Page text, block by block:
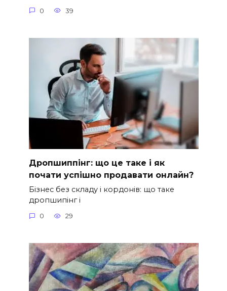
0 39
Дропшиппінг: що це таке і як
почати успішно продавати онлайн?
Бізнес без складу і кордонів: що таке
дропшипінг і
0 29